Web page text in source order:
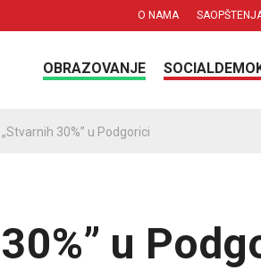
O NAMA
OBRAZOVANJE
„Stvarnih 30%” u Podgorici
u